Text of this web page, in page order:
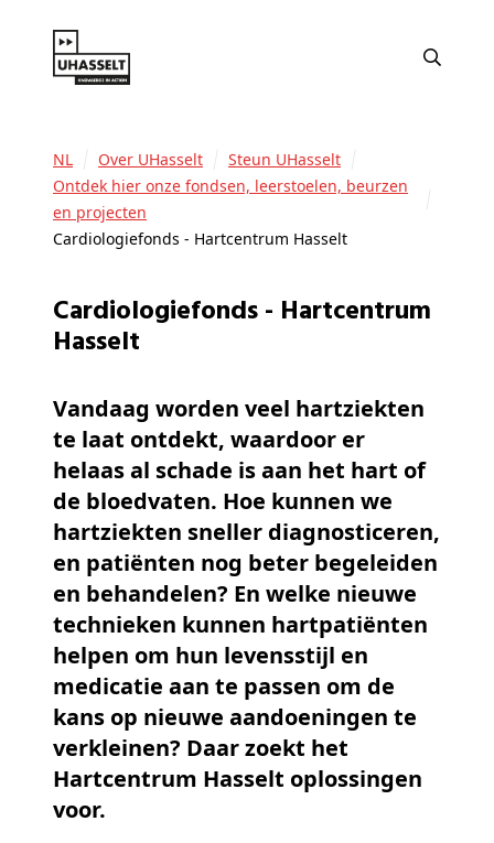
NL Over UHasselt
Steun UHasselt
Ontdek hier onze fondsen, leerstoelen, beurzen
en projecten
Cardiologiefonds - Hartcentrum Hasselt
Cardiologiefonds - Hartcentrum
Hasselt
Vandaag worden veel hartziekten
te laat ontdekt, waardoor er
helaas al schade is aan het hart of
de bloedvaten. Hoe kunnen we
hartziekten sneller diagnosticeren,
en patiënten nog beter begeleiden
en behandelen? En welke nieuwe
technieken kunnen hartpatiënten
helpen om hun levensstijl en
medicatie aan te passen om de
kans op nieuwe aandoeningen te
verkleinen? Daar zoekt het
Hartcentrum Hasselt oplossingen
voor.